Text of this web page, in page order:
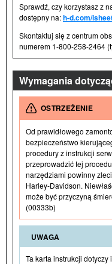
Sprawdź, czy korzystasz z
dostępny na:h-d.com/
Skontaktuj się z centrum
numerem 1-800-258-2464
Wymagania
OSTRZEŻENIE
Od prawidłowego
bezpieczeństwo
procedury z instrukcji
przeprowadzić tej
narzędziami powinny
Harley-Davidson.
może być przyczyną
(00333b)
UWAGA
Ta karta instrukcji